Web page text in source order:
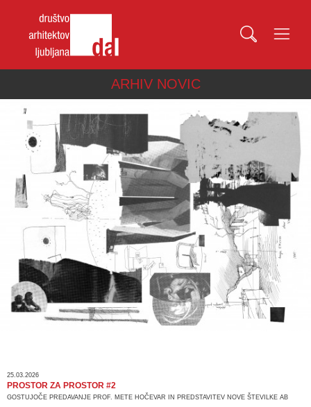
ARHIV NOVIC
25.03.2026
PROSTOR ZA PROSTOR #2
GOSTUJOČE PREDAVANJE PROF. METE HOČEVAR IN PREDSTAVITEV NOVE ŠTEVILKE AB